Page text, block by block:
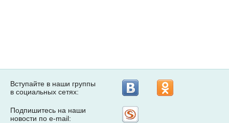
Вступайте в наши группы
в социальных сетях:
Подпишитесь на наши
новости по e-mail: